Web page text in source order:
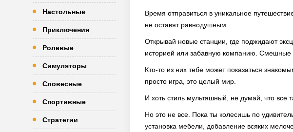
Настольные
Приключения
Ролевые
Симуляторы
Словесные
Спортивные
Стратегии
Время отправиться в уникальное
не оставят равнодушным.
Открывай новые станции, где поджидают
историей или забавную компанию. Смешные
Кто-то из них тебе может показаться
просто игра, это целый мир.
И хоть стиль мультяшный, не думай, что все
Но это не все. Пока ты колесишь по
установка мебели, добавление всяких